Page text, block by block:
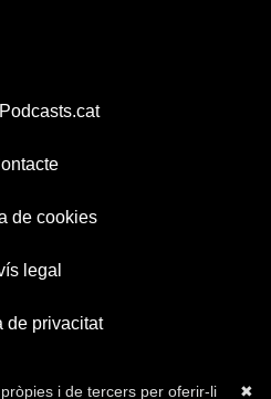
de cookies
legal
de privacitat
✖
i de tercers per oferir-li